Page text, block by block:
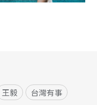
王毅 台灣有事